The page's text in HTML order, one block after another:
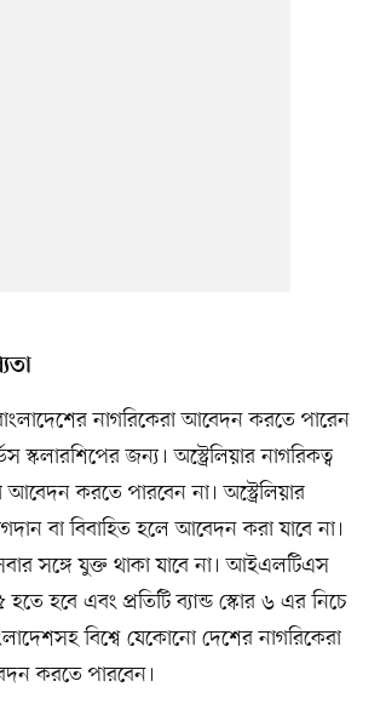
নাগরিকেরা আবেদন করতে পারেন
স্কলারশিপের জন্য। অস্ট্রেলিয়ার নাগরিকত্ব
আবেদন করতে পারবেন না। অস্ট্রেলিয়ার
বা বিবাহিত হলে আবেদন করা যাবে না।
সঙ্গে যুক্ত থাকা যাবে না। আইএলটিএস
হবে এবং প্রতিটি ব্যান্ড স্কোর ৬ এর নিচে
বিশ্বে যেকোনো দেশের নাগরিকেরা
করতে পারবেন।